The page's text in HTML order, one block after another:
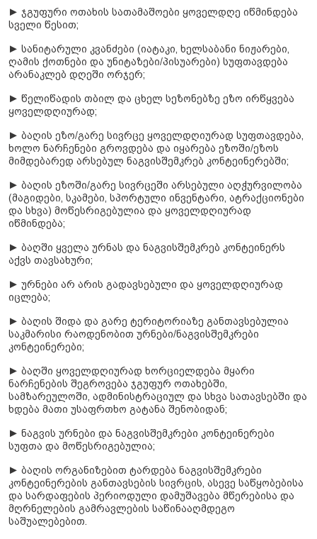
► ჯგუფური ოთახის სათამაშოები ყოველდღე იწმინდება
სველი წესით;
► სანიტარული კვანძები (იატაკი, ხელსაბანი ნიჟარები,
ღამის ქოთნები და უნიტაზები/პისუარები) სუფთავდება
არანაკლებ დღეში ორჯერ;
► წელიწადის თბილ და ცხელ სეზონებზე ეზო ირწყვება
ყოველდღიურად;
► ბაღის ეზო/გარე სივრცე ყოველდღიურად სუფთავდება,
ხოლო ნარჩენები გროვდება და იყარება ეზოში/ეზოს
მიმდებარედ არსებულ ნაგვისშემკრებ კონტეინერებში;
► ბაღის ეზოში/გარე სივრცეში არსებული აღჭურვილობა
(მაგიდები, სკამები, სპორტული ინვენტარი, ატრაქციონები
და სხვა) მოწესრიგებულია და ყოველდღიურად
იწმინდება;
► ბაღში ყველა ურნას და ნაგვისშემკრებ კონტეინერს
აქვს თავსახური;
► ურნები არ არის გადავსებული და ყოველდღიურად
იცლება;
► ბაღის შიდა და გარე ტერიტორიაზე განთავსებულია
საკმარისი რაოდენობით ურნები/ნაგვისშემკრები
კონტეინერები;
► ბაღში ყოველდღიურად ხორციელდება მყარი
ნარჩენების შეგროვება ჯგუფურ ოთახებში,
სამზარეულოში, ადმინისტრაციულ და სხვა სათავსებში და
ხდება მათი უსაფრთხო გატანა შენობიდან;
► ნაგვის ურნები და ნაგვისშემკრები კონტეინერები
სუფთა და მოწესრიგებულია;
► ბაღის ორგანიზებით ტარდება ნაგვისშემკრები
კონტეინერების განთავსების სივრცის, ასევე საწყობებისა
და სარდაფების პერიოდული დამუშავება მწერებისა და
მღრნელების გამრავლების საწინააღმდეგო
საშუალებებით.